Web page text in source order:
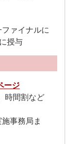
ァイナルに
授与
ージ
時間割など
事務局ま